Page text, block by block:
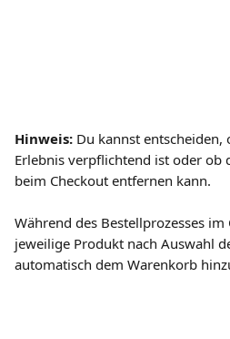
Hinweis: Du kannst
Erlebnis verpflichtend ist oder ob
beim Checkout entfernen kann.
Während des Bestellprozesses
jeweilige Produkt nach Auswahl
automatisch dem Warenkorb